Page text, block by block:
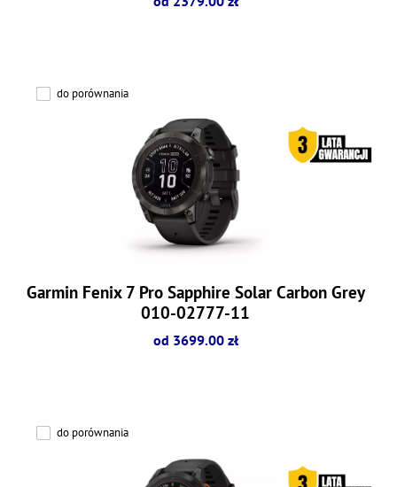
do porównania
Garmin Fenix 7 Pro Sapphire Solar Carbon Grey
010-02777-11
od 3699.00 zł
do porównania